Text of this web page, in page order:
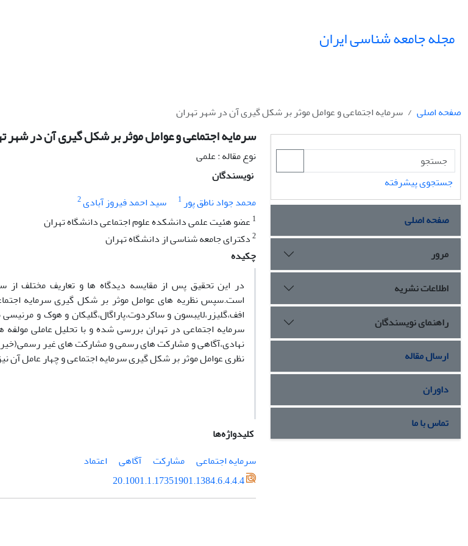
مجله جامعه شناسی ایران
صفحه اصلی سرمایه اجتماعی و عوامل موثر بر شکل گیری آن در شهر تهران
سرمایه اجتماعی و عوامل موثر بر شکل گیری آن در شهر
نوع مقاله : علمی
نویسندگان
محمد جواد ناطق پور1 سید احمد فیروز آبادی2
1 عضو هئیت علمی دانشکده علوم اجتماعی دانشگاه تهران
2دکترای جامعه شناسی از دانشگاه تهران
چکیده
در این تحقیق پس از مقایسه دیدگاه ها و تعاریف مختلف از
است.سپس نظریه های عوامل موثر بر شکل گیری سرمایه
افف،گلیزر،لایبسون و ساکردوت،پاراگال،گلیکان و هوک و
سرمایه اجتماعی در تهران بررسی شده و با تحلیل عاملی مولفه
نهادی،آگاهی و مشارکت های رسمی و مشارکت های غیر
نظری عوامل موثر بر شکل گیری سرمایه اجتماعی و چهار عامل آن
کلیدواژه‌ها
سرمایه اجتماعی
مشارکت آگاهی
اعتماد
20.1001.1.17351901.1384.6.4.4.4
جستجوی پیشرفته
صفحه اصلی
مرور
اطلاعات نشریه
راهنمای نویسندگان
ارسال مقاله
داوران
تماس با ما